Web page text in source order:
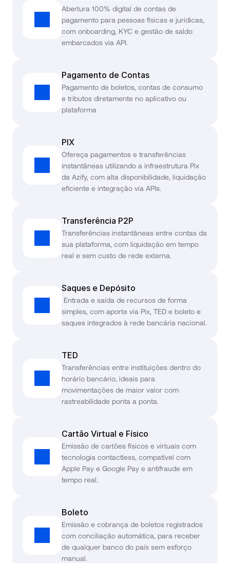
Abertura 100% digital de contas de
pagamento para pessoas físicas e jurídicas,
com onboarding, KYC e gestão de saldo
embarcados via API.
Pagamento de Contas
Pagamento de boletos, contas de consumo
e tributos diretamente no aplicativo ou
plataforma
PIX
Ofereça pagamentos e transferências
instantâneas utilizando a infraestrutura Pix
da Azify, com alta disponibilidade, liquidação
eficiente e integração via APIs.
Transferência P2P
Transferências instantâneas entre contas da
sua plataforma, com liquidação em tempo
real e sem custo de rede externa.
Saques e Depósito
simples, com aporte via Pix, TED e boleto e
saques integrados à rede bancária nacional.
TED
Transferências entre instituições dentro do
horário bancário, ideais para
movimentações de maior valor com
rastreabilidade ponta a ponta.
Cartão Virtual e Físico
Emissão de cartões físicos e virtuais com
tecnologia contactless, compatível com
Apple Pay e Google Pay e antifraude em
tempo real.
Boleto
Emissão e cobrança de boletos registrados
com conciliação automática, para receber
de qualquer banco do país sem esforço
manual.